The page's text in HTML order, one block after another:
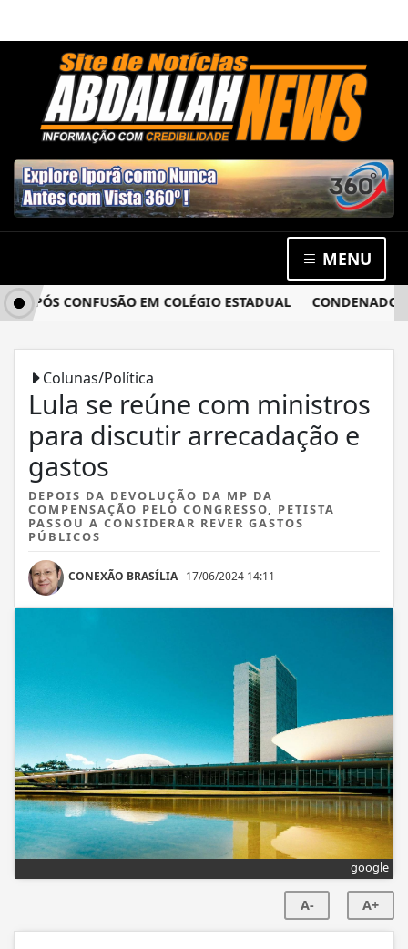
MENU
CONFUSÃO EM COLÉGIO ESTADUAL CONDENADO
Colunas/Política
Lula se reúne com ministros
para discutir arrecadação e
gastos
DEPOIS DA DEVOLUÇÃO DA MP DA
COMPENSAÇÃO PELO CONGRESSO, PETISTA
PASSOU A CONSIDERAR REVER GASTOS
PÚBLICOS
CONEXÃO BRASÍLIA 17/06/2024 14:11
google
A- A+